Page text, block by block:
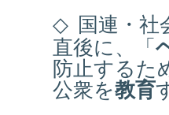
◇
国連・社
直後に、「
防止するた
公衆を教育